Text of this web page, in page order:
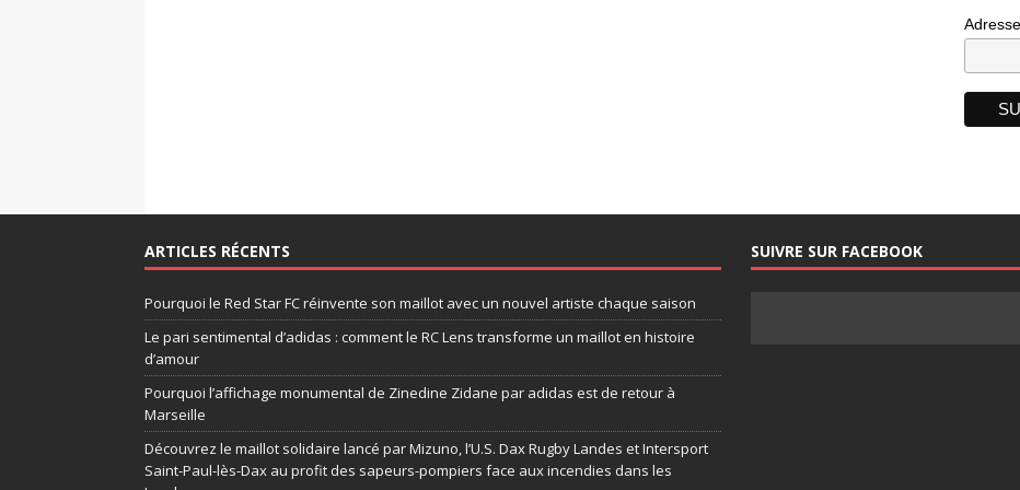
ARTICLES RÉCENTS
Pourquoi le Red Star FC réinvente son maillot avec un nouvel artiste chaque saison
Le pari sentimental d’adidas : comment le RC Lens transforme un maillot en histoire
d’amour
Pourquoi l’affichage monumental de Zinedine Zidane par adidas est de retour à
Marseille
Découvrez le maillot solidaire lancé par Mizuno, l’U.S. Dax Rugby Landes et Intersport
Saint-Paul-lès-Dax au profit des sapeurs-pompiers face aux incendies dans les
SUIVRE SUR FACEBOOK